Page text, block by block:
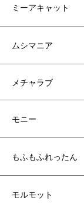
ミーアキャット
ムシマニア
メチャラブ
モニー
もふもふれったん
モルモット